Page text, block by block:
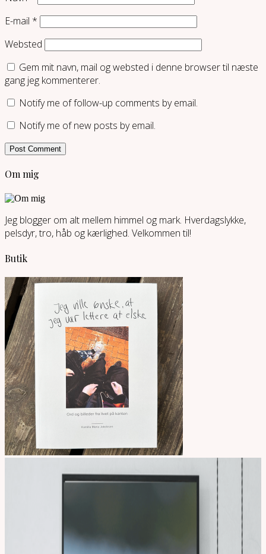
E-mail *
Websted
Gem mit navn, mail og websted i denne browser til næste
gang jeg kommenterer.
Notify me of follow-up comments by email.
Notify me of new posts by email.
Om mig
Jeg blogger om alt mellem himmel og mark. Hverdagslykke,
pelsdyr, tro, håb og kærlighed. Velkommen til!
Butik